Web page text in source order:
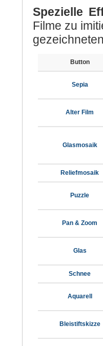
Spezielle
Filme zu
Button
Sepia
Alter Film
Glasmosaik
Reliefmosaik
Puzzle
Pan & Zoom
Glas
Schnee
Aquarell
Bleistiftskizze